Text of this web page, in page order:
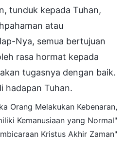
tunduk kepada Tuhan,
atau
Nya, semua bertujuan
rasa hormat kepada
tugasnya dengan baik.
hadapan Tuhan.
Orang Melakukan Kebenaran,
Kemanusiaan yang Normal"
Kristus Akhir Zaman"